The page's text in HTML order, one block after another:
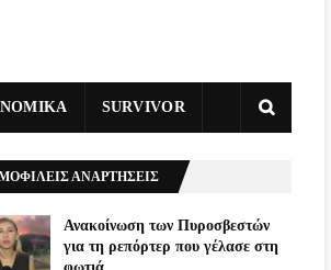
SURVIVOR
ΑΝΑΡΤΗΣΕΙΣ
Ανακοίνωση των Πυροσβεστών
για τη ρεπόρτερ που γέλασε στη